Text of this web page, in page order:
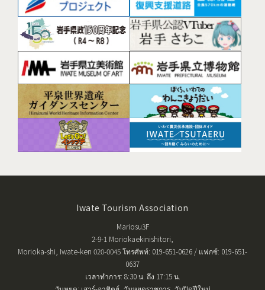
Iwate Tourism Association
Mariosu3F
2-9-1 Moriokaekinishitori,
Morioka-shi, Iwate-ken 020-0045 โทรศัพท์: 019-651-0626 / แฟกซ์: 019-651-
0637
เวลาทำการ: 8:30 น. ถึง 17:15 น.